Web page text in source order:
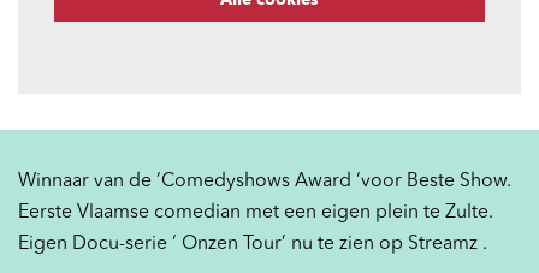
Winnaar van de ‘Comedyshows Award ‘voor Beste Show.
Eerste Vlaamse comedian met een eigen plein te Zulte.
Eigen Docu-serie ‘ Onzen Tour’ nu te zien op Streamz .